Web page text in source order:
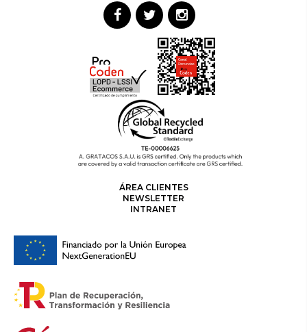
ÁREA CLIENTES
NEWSLETTER
INTRANET